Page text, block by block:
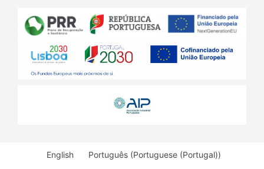
English Português (Portuguese (Portugal))